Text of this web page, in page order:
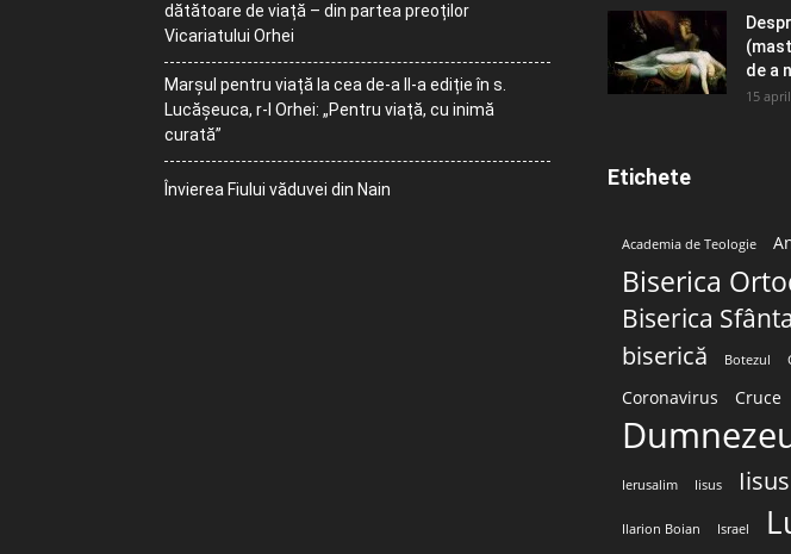
dătătoare de viață – din partea preoților
Vicariatului Orhei
Marșul pentru viață la cea de-a II-a ediție în s.
Lucășeuca, r-l Orhei: „Pentru viață, cu inimă
curată”
Învierea Fiului văduvei din Nain
de a
15
Etichete
Academia de Teologie
Biserica
Biserica
biserică Botezul
Coronavirus
Cruce
Ierusalim Iisus
Ilarion Boian Israel